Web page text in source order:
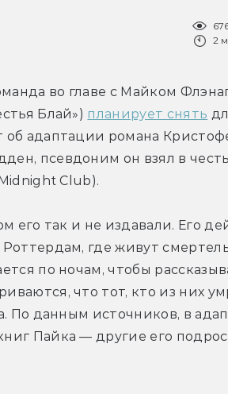
2
во главе с Майком
Блай») планирует снять
адаптации романа
псевдоним он взял в честь
Club).
его так и не издавали. Его
где живут
по ночам, чтобы
что тот, кто из них
По данным источников, в
Пайка — другие его